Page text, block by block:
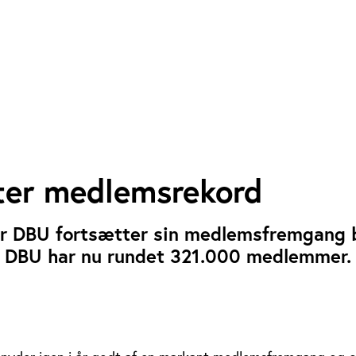
medlemsrekord
DBU fortsætter sin medlemsfremgang
har nu rundet 321.000 medlemmer.